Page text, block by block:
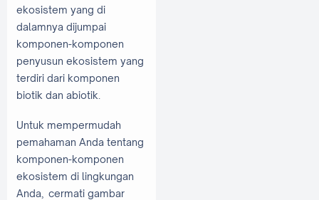
ekosistem yang di
dalamnya dijumpai
komponen-komponen
penyusun ekosistem yang
terdiri dari komponen
biotik dan abiotik.
Untuk mempermudah
pemahaman Anda tentang
komponen-komponen
ekosistem di lingkungan
Anda, cermati gambar